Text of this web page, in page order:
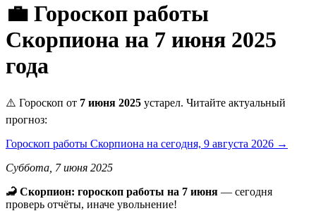
💼 Гороскоп работы
Скорпиона на 7 июня 2025
года
⚠️ Гороскоп от 7 июня 2025 устарел. Читайте актуальный
прогноз:
Гороскоп работы Скорпиона на сегодня, 9 августа 2026 →
Суббота, 7 июня 2025
🦂 Скорпион: гороскоп работы на 7 июня — сегодня
проверь отчёты, иначе увольнение!